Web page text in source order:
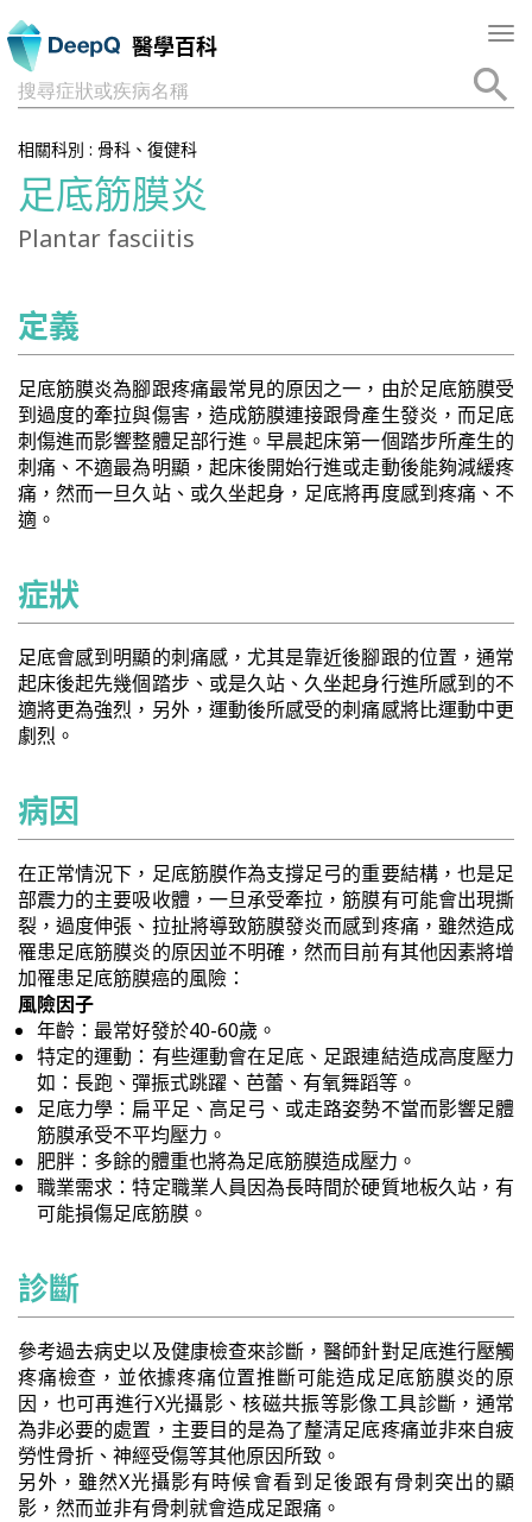
醫學百科
搜尋症狀或疾病名稱
相關科別 : 骨科、復健科
足底筋膜炎
Plantar fasciitis
定義
足底筋膜炎為腳跟疼痛最常見的原因之一，由於足底筋膜受
到過度的牽拉與傷害，造成筋膜連接跟骨產生發炎，而足底
刺傷進而影響整體足部行進。早晨起床第一個踏步所產生的
刺痛、不適最為明顯，起床後開始行進或走動後能夠減緩疼
痛，然而一旦久站、或久坐起身，足底將再度感到疼痛、不
適。
症狀
足底會感到明顯的刺痛感，尤其是靠近後腳跟的位置，通常
起床後起先幾個踏步、或是久站、久坐起身行進所感到的不
適將更為強烈，另外，運動後所感受的刺痛感將比運動中更
劇烈。
病因
在正常情況下，足底筋膜作為支撐足弓的重要結構，也是足
部震力的主要吸收體，一旦承受牽拉，筋膜有可能會出現撕
裂，過度伸張、拉扯將導致筋膜發炎而感到疼痛，雖然造成
罹患足底筋膜炎的原因並不明確，然而目前有其他因素將增
加罹患足底筋膜癌的風險：
風險因子
年齡：最常好發於40-60歲。
特定的運動：有些運動會在足底、足跟連結造成高度壓力
如：長跑、彈振式跳躍、芭蕾、有氧舞蹈等。
足底力學：扁平足、高足弓、或走路姿勢不當而影響足體
筋膜承受不平均壓力。
肥胖：多餘的體重也將為足底筋膜造成壓力。
職業需求：特定職業人員因為長時間於硬質地板久站，有
可能損傷足底筋膜。
診斷
參考過去病史以及健康檢查來診斷，醫師針對足底進行壓觸
疼痛檢查，並依據疼痛位置推斷可能造成足底筋膜炎的原
因，也可再進行X光攝影、核磁共振等影像工具診斷，通常
為非必要的處置，主要目的是為了釐清足底疼痛並非來自疲
勞性骨折、神經受傷等其他原因所致。
另外，雖然X光攝影有時候會看到足後跟有骨刺突出的顯
影，然而並非有骨刺就會造成足跟痛。